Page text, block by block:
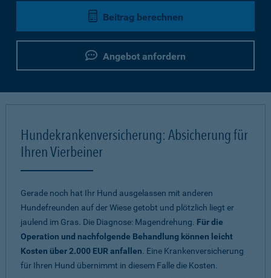
Beitrag berechnen
Angebot anfordern
Hundekrankenversicherung: Absicherung für
Ihren Vierbeiner
Gerade noch hat Ihr Hund ausgelassen mit anderen
Hundefreunden auf der Wiese getobt und plötzlich liegt er
jaulend im Gras. Die Diagnose: Magendrehung. Für die
Operation und nachfolgende Behandlung können leicht
Kosten über 2.000 EUR anfallen. Eine Krankenversicherung
für Ihren Hund übernimmt in diesem Falle die Kosten.